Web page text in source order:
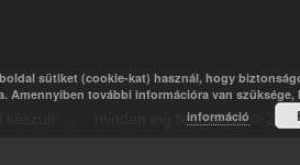
készült . minden jog fenntartva © 2018
sütiket (cookie-kat) használ, hogy
Amennyiben további információra van
információ